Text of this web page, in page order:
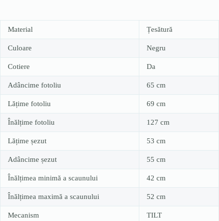
Material Țesătură
Culoare Negru
Cotiere Da
Adâncime fotoliu 65 cm
Lățime fotoliu 69 cm
Înălțime fotoliu 127 cm
Lățime șezut 53 cm
Adâncime șezut 55 cm
Înălțimea minimă a scaunului 42 cm
Înălțimea maximă a scaunului 52 cm
Mecanism TILT